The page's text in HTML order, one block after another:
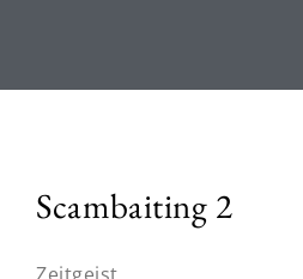
Scambaiting 2